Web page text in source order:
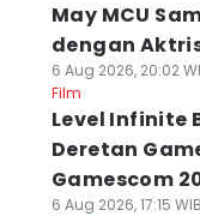
May MCU
dengan
6 Aug 2026, 20:02
Film
Level Infinite
Deretan
Gamescom
6 Aug 2026, 17:15 WIB